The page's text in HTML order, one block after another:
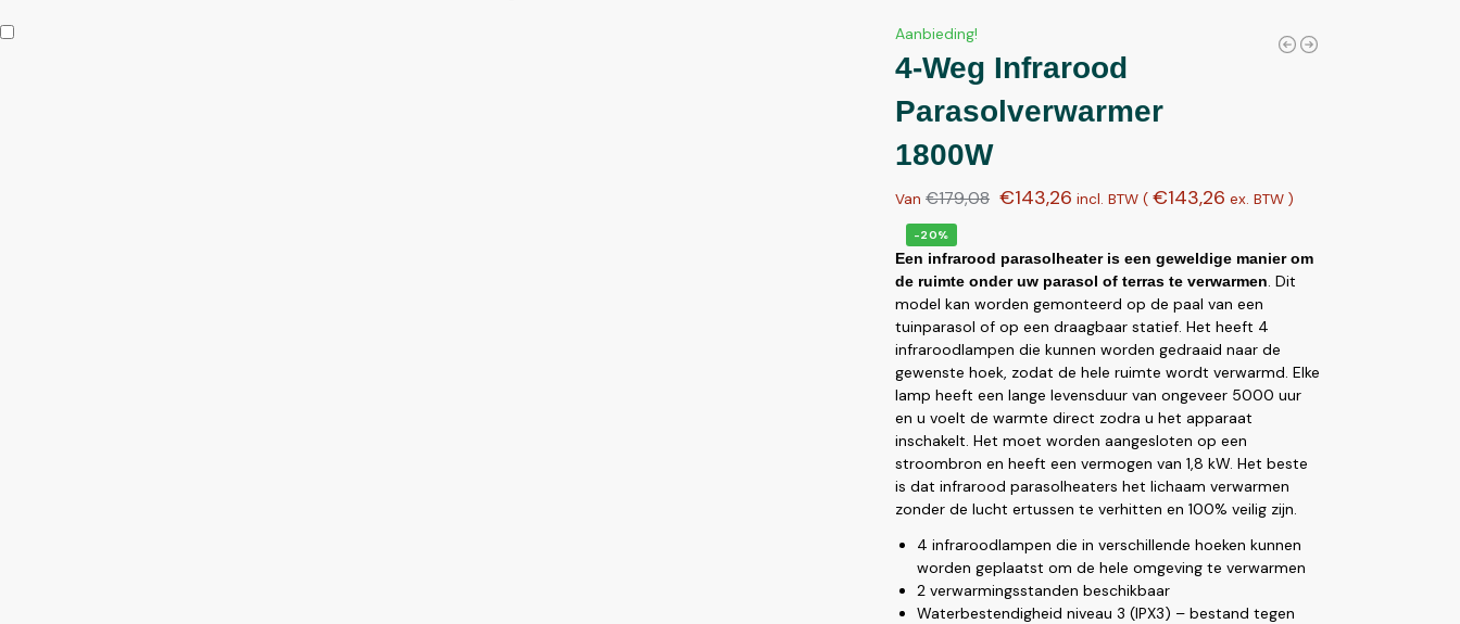
Aanbieding!
4-Weg Infrarood
Parasolverwarmer
1800W
Van€179,08 €143,26 incl. BTW (€143,26 ex. BTW)
-20%
Een infrarood parasolheater is een geweldige manier om
de ruimte onder uw parasol of terras te verwarmen . Dit
model kan worden gemonteerd op de paal van een
tuinparasol of op een draagbaar statief. Het heeft 4
infraroodlampen die kunnen worden gedraaid naar de
gewenste hoek, zodat de hele ruimte wordt verwarmd. Elke
lamp heeft een lange levensduur van ongeveer 5000 uur
en u voelt de warmte direct zodra u het apparaat
inschakelt. Het moet worden aangesloten op een
stroombron en heeft een vermogen van 1,8 kW. Het beste
is dat infrarood parasolheaters het lichaam verwarmen
zonder de lucht ertussen te verhitten en 100% veilig zijn.
4 infraroodlampen die in verschillende hoeken kunnen
worden geplaatst om de hele omgeving te verwarmen
2 verwarmingsstanden beschikbaar
Waterbestendigheid niveau 3 (IPX3) – bestand tegen